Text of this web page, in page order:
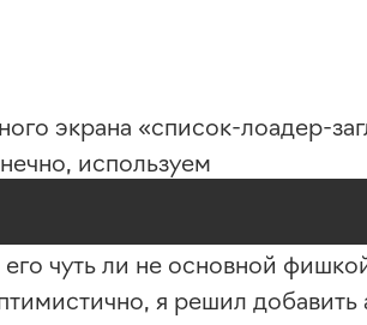
экрана «список-лоадер-
используем
его чуть ли не основной
я решил